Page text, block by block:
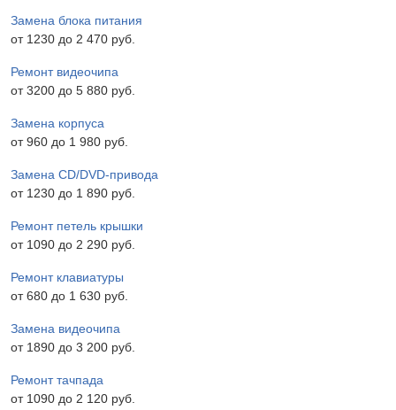
Замена блока питания
от 1230 до 2 470 pyб.
Ремонт видеочипа
от 3200 до 5 880 pyб.
Замена корпуса
от 960 до 1 980 pyб.
Замена CD/DVD-привода
от 1230 до 1 890 pyб.
Ремонт петель крышки
от 1090 до 2 290 pyб.
Ремонт клавиатуры
от 680 до 1 630 pyб.
Замена видеочипа
от 1890 до 3 200 pyб.
Ремонт тачпада
от 1090 до 2 120 pyб.